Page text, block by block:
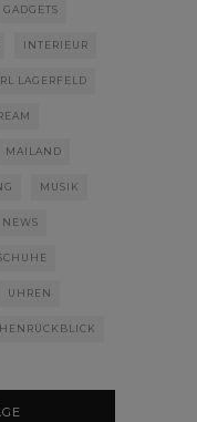
GADGETS
INTERIEUR
LAGERFELD
MAILAND
MUSIK
NEWS
UHREN